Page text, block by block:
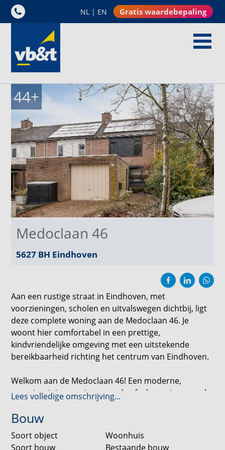
NL | EN Gratis waardebepaling
44+
Medoclaan 46
5627 BH Eindhoven
Aan een rustige straat in Eindhoven, met
voorzieningen, scholen en uitvalswegen dichtbij, ligt
deze complete woning aan de Medoclaan 46. Je
woont hier comfortabel in een prettige,
kindvriendelijke omgeving met een uitstekende
bereikbaarheid richting het centrum van Eindhoven.
Welkom aan de Medoclaan 46! Een moderne,
energiezuinige woning waar de afgelopen jaren veel
is vernieuwd. Comfort, praktische indeling en
duurzaamheid gaan hier hand in hand. De woning is
hedendaagse installaties, vernieuwde kozijnen en
Lees volledige omschrijving...
Bouw
Soort object
Woonhuis
Soort bouw
Bestaande bouw